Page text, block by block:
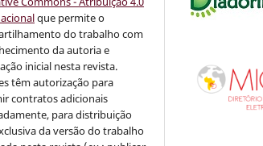
que permite o
do trabalho com
da autoria e
inicial nesta revista.
têm autorização para
contratos adicionais
para distribuição
da versão do trabalho